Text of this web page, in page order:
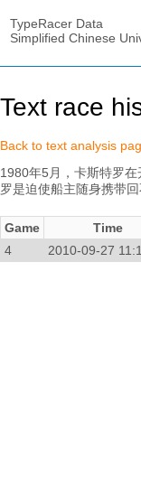
TypeRacer Data
Simplified Chinese
Text race
Back to text analysis
1980年5月，卡斯特罗
罗是迫使船主随身携带
Game Time
4
2010-09-27